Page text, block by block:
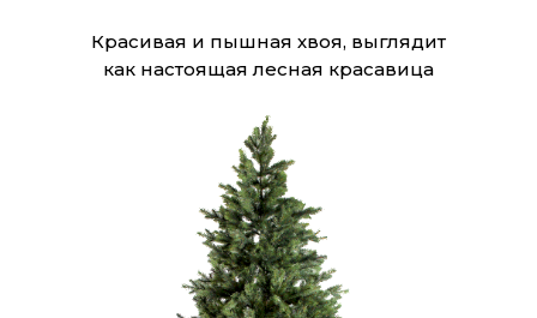
Красивая и пышная хвоя, выглядит
как настоящая лесная красавица